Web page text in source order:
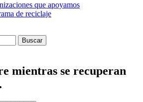
que apoyamos
de reciclaje
mientras se recuperan